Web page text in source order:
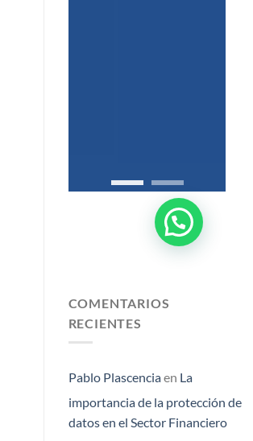
COMENTARIOS
RECIENTES
Pablo Plascenciaen La
importancia de la protección de
datos en el Sector Financiero